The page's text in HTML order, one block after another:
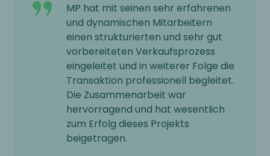
MP hat mit seinen sehr erfahrenen
und dynamischen Mitarbeitern
einen strukturierten und sehr gut
vorbereiteten Verkaufsprozess
eingeleitet und in weiterer Folge die
Transaktion professionell begleitet.
Die Zusammenarbeit war
hervorragend und hat wesentlich
zum Erfolg dieses Projekts
beigetragen.